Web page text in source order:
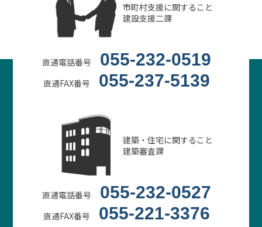
市町村支援に関すること
建設支援二課
直通電話番号 055-232-0519
直通FAX番号 055-237-5139
建築・住宅に関すること
建築審査課
直通電話番号 055-232-0527
直通FAX番号 055-221-3376